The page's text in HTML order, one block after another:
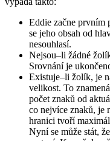
Eddie začne prvním
se jeho obsah od
nesouhlasí.
Nejsou–li žádné
Srovnání je
Existuje–li žolík, je
velikost. To
počet znaků od
co nejvíce znaků, je
hranici tvoří
Nyní se může stát,